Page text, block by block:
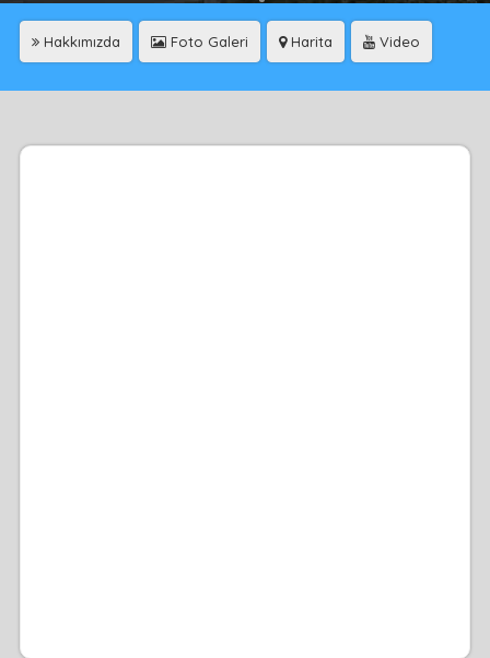
Hakkımızda Foto Galeri Harita Video